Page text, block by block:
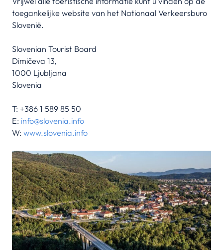
toegankelijke website van het Nationaal Verkeersburo
Slovenië.
Slovenian Tourist Board
Dimičeva 13,
1000 Ljubljana
Slovenia
T: +386 1 589 85 50
E: info@slovenia.info
W: www.slovenia.info